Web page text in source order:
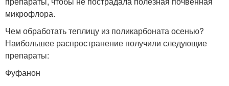
микрофлора.
Чем обработать теплицу из поликарбоната осенью?
Наибольшее распространение получили следующие
препараты:
Фуфанон